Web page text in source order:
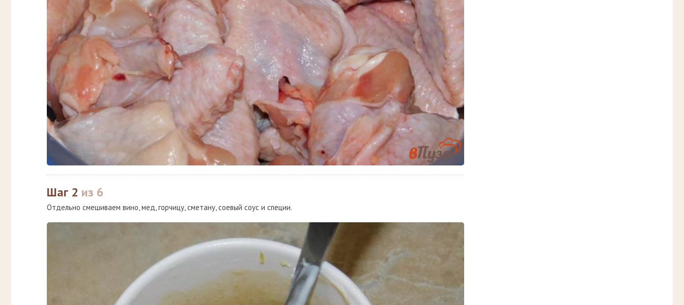
Шаг 2 из 6
Отдельно смешиваем вино, мед, горчицу, сметану, соевый соус и специи.